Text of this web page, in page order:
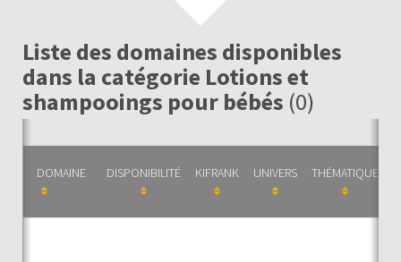
Liste des domaines disponibles
dans la catégorie Lotions et
shampooings pour bébés (0)
DOMAINE DISPONIBILITÉ KIFRANK UNIVERS THÉMATIQUE